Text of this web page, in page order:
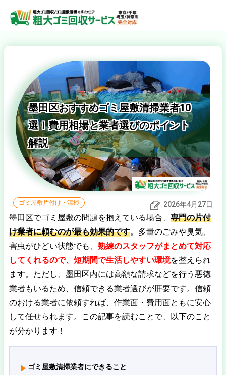
墨田区おすすめゴミ屋敷清掃業者10
選！費用相場と業者選びのポイント
解説
ゴミ屋敷片付け・清掃 2026年4月27日
墨田区でゴミ屋敷の問題を抱えている場合、 専門の片付
け業者に頼むのが最も効果的です。多量のごみや臭気、
害虫がひどい状態でも、 熟練のスタッフがまとめて対応
してくれるので、短期間で生活しやすい環境を整えられ
ます。ただし、墨田区内には高額な請求などを行う悪徳
業者もいるため、信頼できる業者選びが肝要です。信頼
のおける業者に依頼すれば、作業面・費用面ともに安心
して任せられます。この記事を読むことで、以下のこと
が分かります！
ゴミ屋敷清掃業者にできること